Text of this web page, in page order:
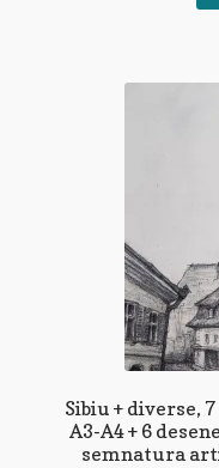
Sibiu + diverse,
A3-A4 + 6
semnatura